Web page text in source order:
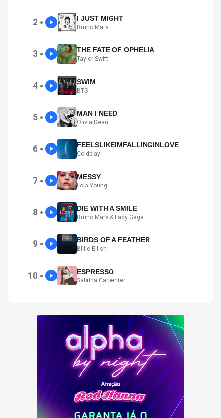
2 ● I JUST MIGHT
Bruno Mars
3 ● THE FATE OF OPHELIA
Taylor Swift
4 ● SWIM
BTS
5 ● MAN I NEED
Olivia Dean
6 ● FEELSLIKEIMFALLINGINLOVE
Coldplay
7 ● MESSY
Lola Young
8 ● DIE WITH A SMILE
Bruno Mars & Lady Gaga
9 ● BIRDS OF A FEATHER
Billie Eilish
10 ● ESPRESSO
Sabrina Carpenter